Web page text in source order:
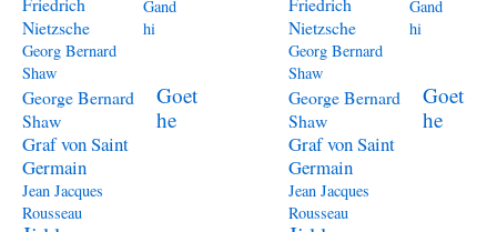
Nietzsche
Gand
hi
Georg Bernard
Shaw
George Bernard
Shaw
Goet
he
Graf von Saint
Germain
Jean Jacques
Rousseau
Nietzsche
Gand
hi
Georg Bernard
Shaw
George Bernard
Shaw
Goet
he
Graf von Saint
Germain
Jean Jacques
Rousseau